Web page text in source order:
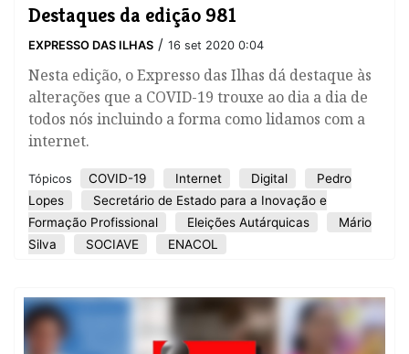
Destaques da edição 981
EXPRESSO DAS ILHAS / 16 set 2020 0:04
Nesta edição, o Expresso das Ilhas dá destaque às
alterações que a COVID-19 trouxe ao dia a dia de
todos nós incluindo a forma como lidamos com a
internet.
Tópicos COVID-19 Internet Digital
Pedro
Lopes
Secretário de Estado para a Inovação e
Formação Profissional
Eleições Autárquicas
Mário
Silva
SOCIAVE ENACOL